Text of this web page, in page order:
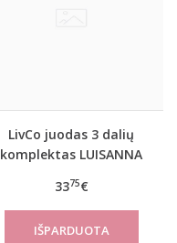
LivCo juodas 3 dalių
komplektas LUISANNA
3375€